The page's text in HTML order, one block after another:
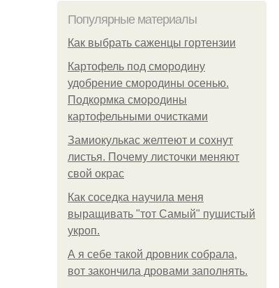
Популярные материалы
Как выбрать саженцы гортензии
Картофель под смородину
удобрение смородины осенью.
Подкормка смородины
картофельными очистками
Замиокулькас желтеют и сохнут
листья. Почему листочки меняют
свой окрас
Как соседка научила меня
выращивать "тот Самый" пушистый
укроп.
А я себе такой дровник собрала,
вот закончила дровами заполнять.